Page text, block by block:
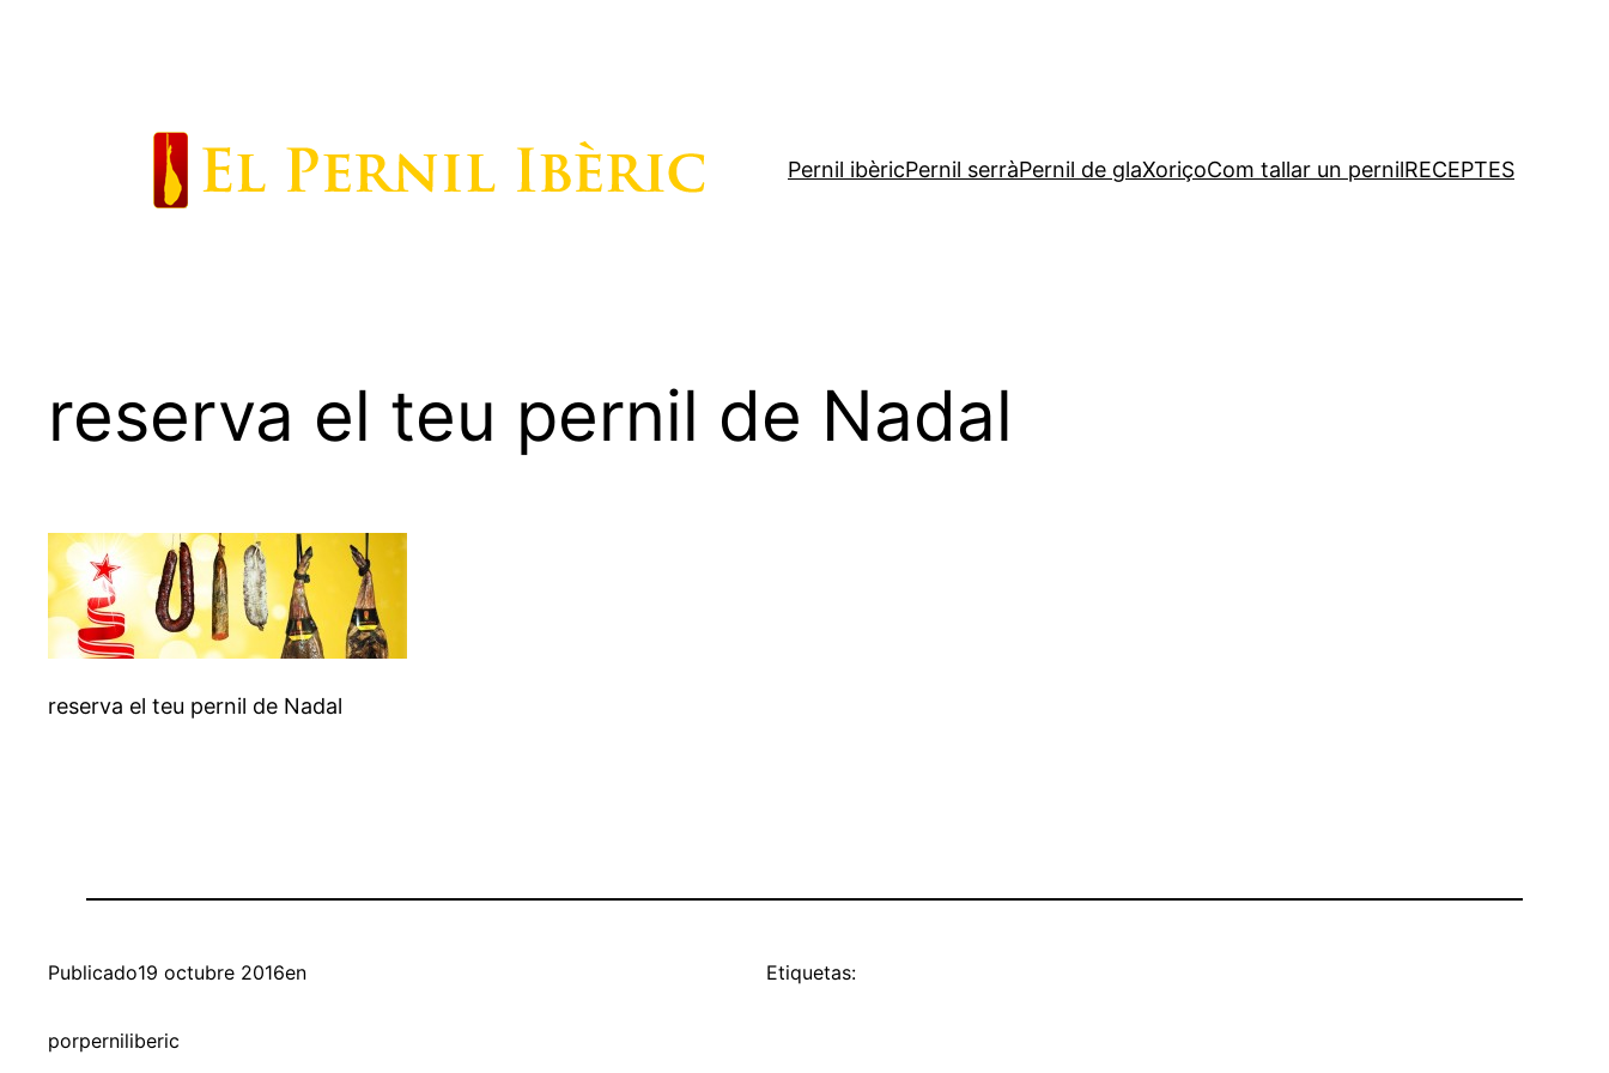
Pernil ibèricPernil serràPernil de glaXoriçoCom tallar un pernilRECEPTES
reserva el teu pernil de Nadal
reserva el teu pernil de Nadal
Publicado19 octubre 2016en
porperniliberic
Etiquetas: